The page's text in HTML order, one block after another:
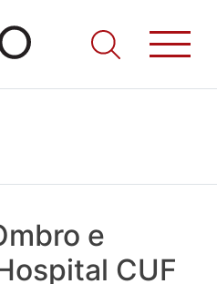
os Médicos. Onde as notícias
se passa na Saúde!
e
CUF